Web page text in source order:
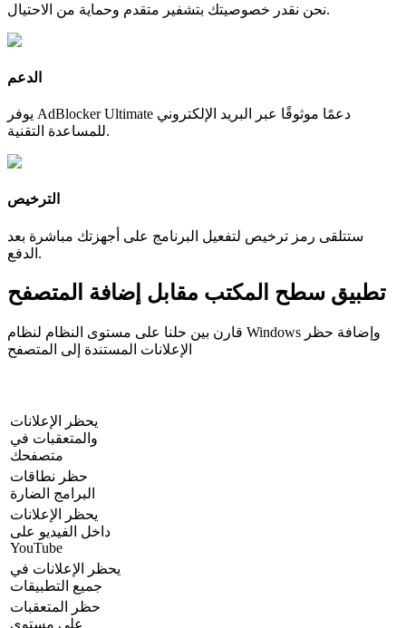
نحن نقدر خصوصيتك بتشفير متقدم وحماية من الاحتيال.
الدعم
يوفر AdBlocker Ultimate دعمًا موثوقًا عبر البريد الإلكتروني
للمساعدة التقنية.
الترخيص
ستتلقى رمز ترخيص لتفعيل البرنامج على أجهزتك مباشرة بعد
الدفع.
تطبيق سطح المكتب مقابل إضافة المتصفح
قارن بين حلنا على مستوى النظام لنظام Windows وإضافة حظر
الإعلانات المستندة إلى المتصفح
يحظر الإعلانات
والمتعقبات في
متصفحك
حظر نطاقات
البرامج الضارة
يحظر الإعلانات
داخل الفيديو على
YouTube
يحظر الإعلانات في
جميع التطبيقات
حظر المتعقبات
على مستوى